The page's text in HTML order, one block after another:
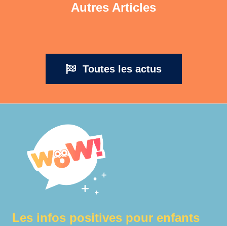
Autres Articles
Toutes les actus
Les infos positives pour enfants